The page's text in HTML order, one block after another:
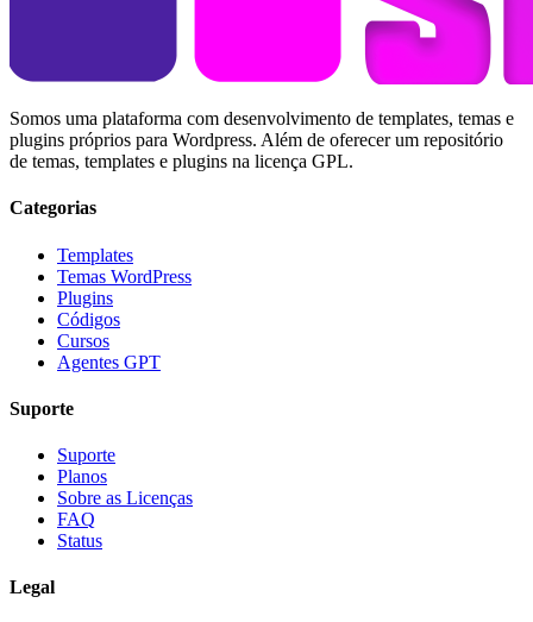
Somos uma plataforma com desenvolvimento de templates, temas e
plugins próprios para Wordpress. Além de oferecer um repositório
de temas, templates e plugins na licença GPL.
Categorias
Templates
Temas WordPress
Plugins
Códigos
Cursos
Agentes GPT
Suporte
Suporte
Planos
Sobre as Licenças
FAQ
Status
Legal